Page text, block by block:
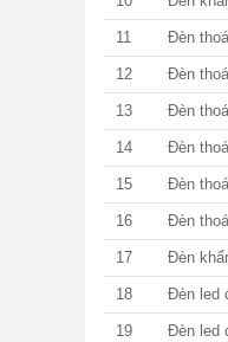
11 Đèn
12 Đèn
13 Đèn
14 Đèn
15 Đèn
16 Đèn
17 Đèn
18 Đèn led
19 Đèn led